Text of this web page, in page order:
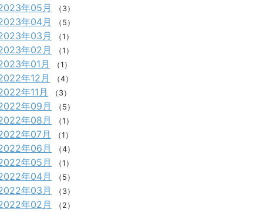
年05月 （3）
年04月 （5）
年03月 （1）
年02月 （1）
年01月 （1）
年12月 （4）
年11月 （3）
年09月 （5）
年08月 （1）
年07月 （1）
年06月 （4）
年05月 （1）
年04月 （5）
年03月 （3）
年02月 （2）